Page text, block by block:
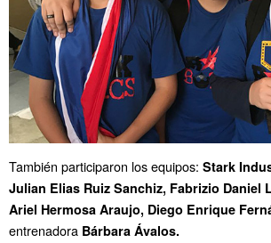
También participaron los equipos: Stark
Julian Elias Ruiz Sanchiz, Fabrizio Daniel
Ariel Hermosa Araujo, Diego Enrique
entrenadora Bárbara Ávalos.